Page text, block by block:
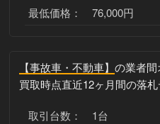
最低価格： 76,000円
【事故車・不動車】 の業者間
買取時点直近12ヶ月間の落札
取引台数： 1台